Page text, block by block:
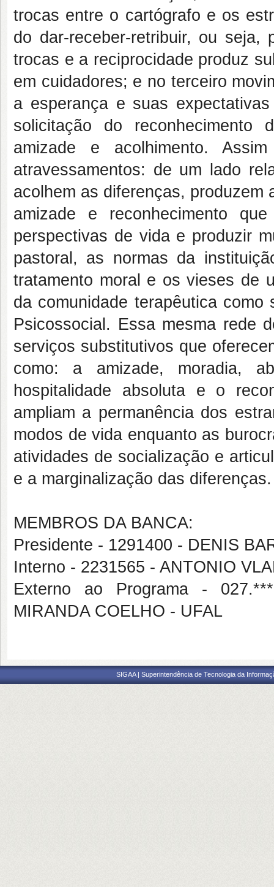
trocas entre o cartógrafo e os
do dar-receber-retribuir, ou
trocas e a reciprocidade produz
em cuidadores; e no terceiro
a esperança e suas
solicitação do reconhecimento
amizade e acolhimento.
atravessamentos: de um lado
acolhem as diferenças,
amizade e reconhecimento
perspectivas de vida e produzir
pastoral, as normas da
tratamento moral e os vieses de
da comunidade terapêutica
Psicossocial. Essa mesma rede
serviços substitutivos que
como: a amizade, moradia,
hospitalidade absoluta e o
ampliam a permanência dos
modos de vida enquanto as
atividades de socialização e
e a marginalização das diferenças.
MEMBROS DA BANCA:
Presidente - 1291400 - DENIS
Interno - 2231565 - ANTONIO
Externo ao Programa -
MIRANDA COELHO - UFAL
SIGAA | Superintendência de Tecnologia da